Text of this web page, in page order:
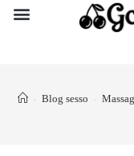
> Blog sesso >